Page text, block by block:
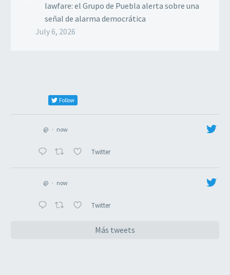
lawfare: el Grupo de Puebla alerta sobre una
señal de alarma democrática
July 6, 2026
Follow
@ · now
Twitter
@ · now
Twitter
Más tweets